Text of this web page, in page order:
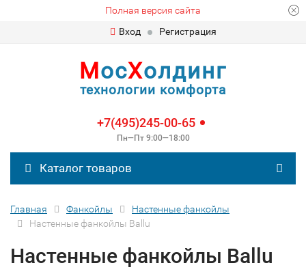
Полная версия сайта
Вход
Регистрация
МосХолдинг
технологии комфорта
+7(495)245-00-65
Пн—Пт 9:00—18:00
Каталог товаров
Главная Фанкойлы
Настенные фанкойлы
Настенные фанкойлы Ballu
Настенные фанкойлы Ballu